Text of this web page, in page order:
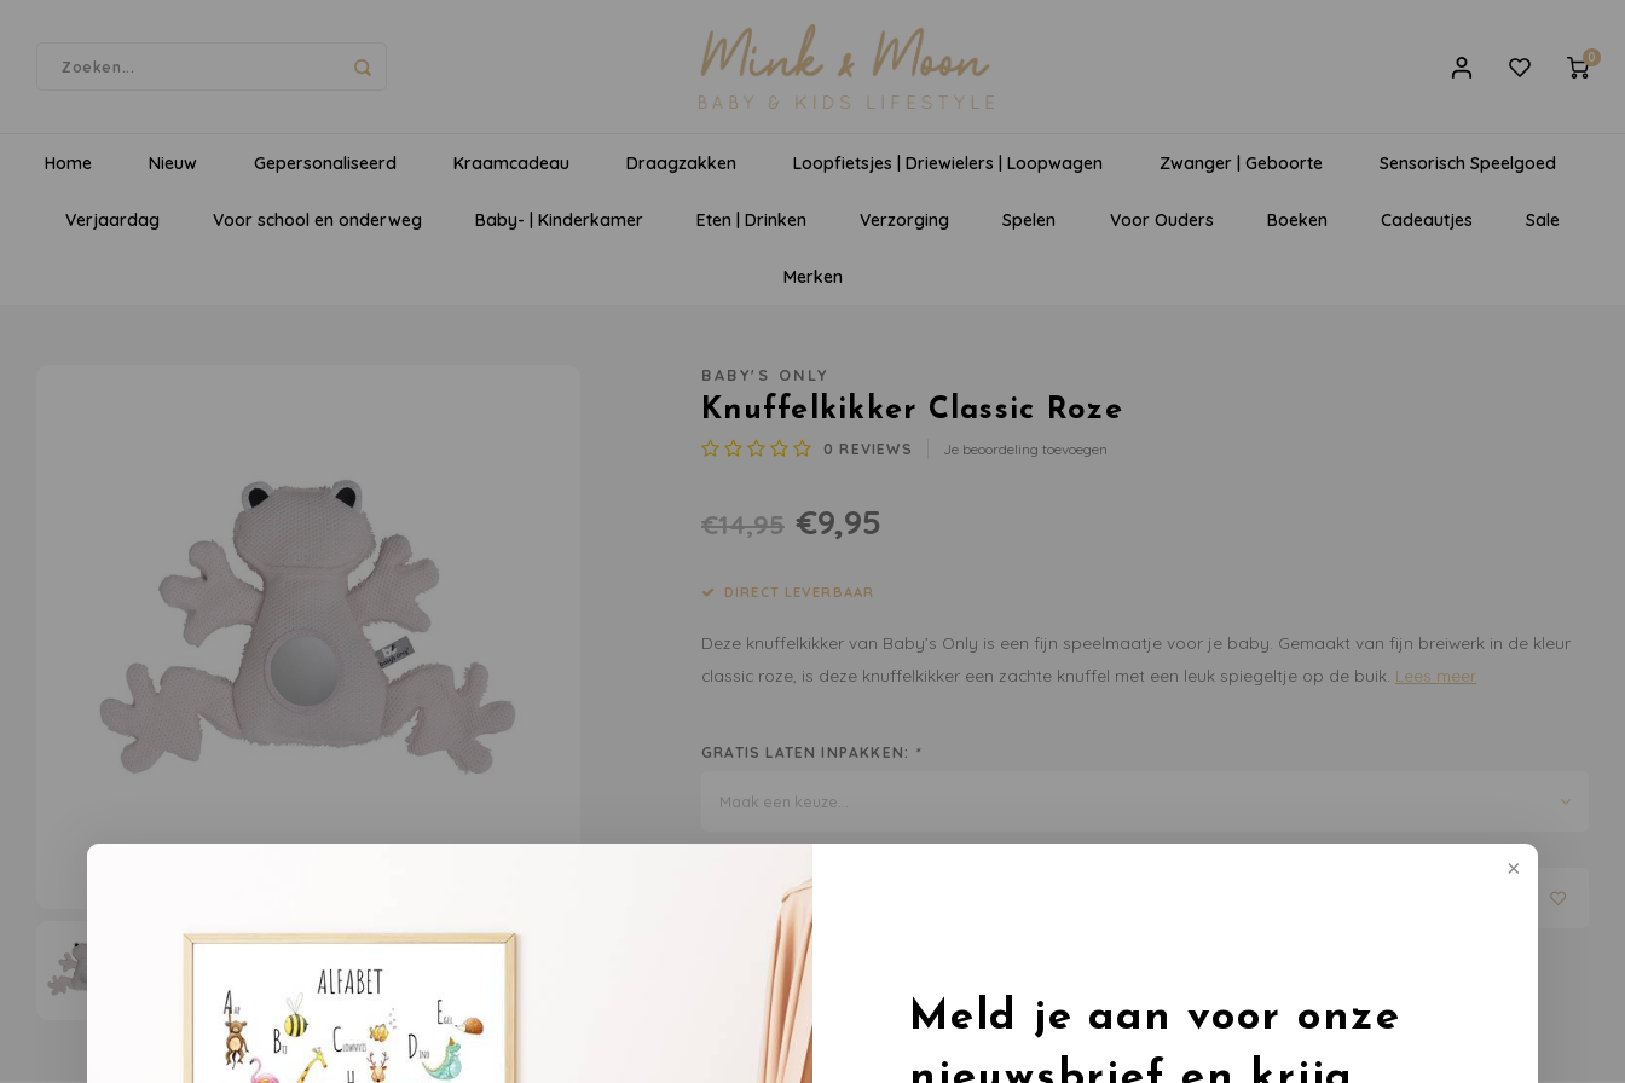
Meld je aan voor onze
0
Home Nieuw Gepersonaliseerd Kraamcadeau Draagzakken Loopfietsjes | Driewielers | Loopwagen Zwanger | Geboorte Sensorisch Speelgoed
Verjaardag Voor school en onderweg Baby- | Kinderkamer Eten | Drinken Verzorging Spelen Voor Ouders Boeken Cadeautjes Sale
Merken
BABY'S ONLY
Knuffelkikker Classic Roze
0 REVIEWS Je beoordeling toevoegen
€14,95 €9,95
DIRECT LEVERBAAR
Deze knuffelkikker van Baby’s Only is een fijn speelmaatje voor je baby. Gemaakt van fijn breiwerk in de kleur
classic roze, is deze knuffelkikker een zachte knuffel met een leuk spiegeltje op de buik. Lees meer
GRATIS LATEN INPAKKEN: *
Maak een keuze...
DEEL DIT PRODUCT: